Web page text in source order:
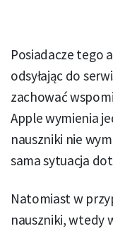
Posiadacze tego
odsyłając do
zachować
Apple wymienia
nauszniki nie
sama sytuacja
Natomiast w
nauszniki, wtedy